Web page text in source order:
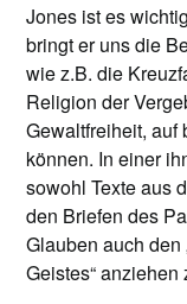
Jones ist es
bringt er uns die
wie z.B. die
Religion der
Gewaltfreiheit,
können. In einer
sowohl Texte aus
den Briefen des
Glauben auch
Geistes“ anziehen